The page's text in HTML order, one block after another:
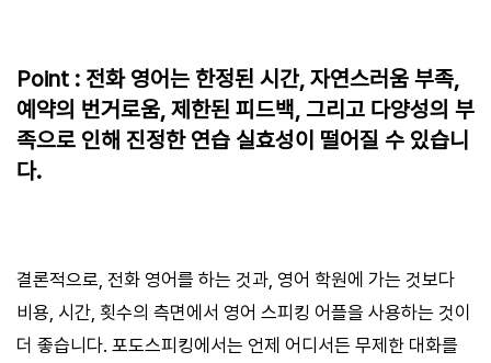
Point : 전화 영어는 한정된 시간, 자연스러움 부족,
예약의 번거로움, 제한된 피드백, 그리고 다양성의 부
족으로 인해 진정한 연습 실효성이 떨어질 수 있습니
다.
결론적으로, 전화 영어를 하는 것과, 영어 학원에 가는 것보다
비용, 시간, 횟수의 측면에서 영어 스피킹 어플을 사용하는 것이
더 좋습니다. 포도스피킹에서는 언제 어디서든 무제한 대화를